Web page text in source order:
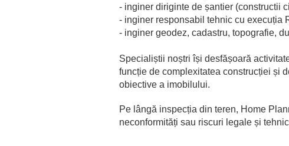
- inginer diriginte de șantier (constructii
- inginer responsabil tehnic cu execuția
- inginer geodez, cadastru, topografie,
Specialiștii noștri își desfășoară
funcție de complexitatea construcției și
obiective a imobilului.
Pe lângă inspecția din teren, Home
neconformități sau riscuri legale și